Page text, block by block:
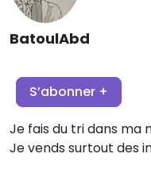
BatoulAbd
S’abonner +
Je fais du tri dans ma
Je vends surtout des